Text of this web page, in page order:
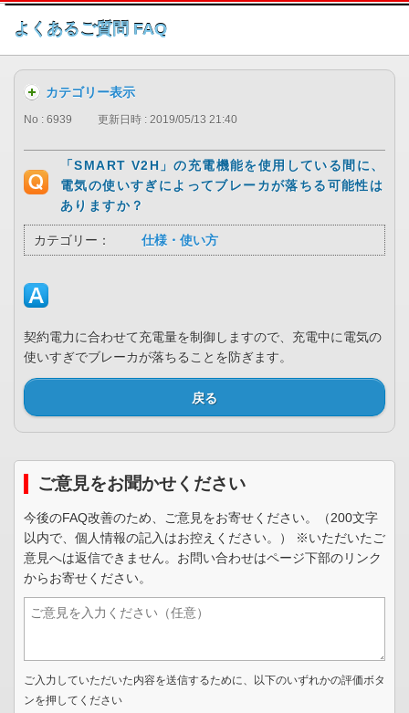
このページの本文へ
よくあるご質問 FAQ
カテゴリー表示
No : 6939 更新日時 : 2019/05/13 21:40
「SMART V2H」の充電機能を使用している間に、
電気の使いすぎによってブレーカが落ちる可能性は
ありますか？
カテゴリー： 仕様・使い方
契約電力に合わせて充電量を制御しますので、充電中に電気の
使いすぎでブレーカが落ちることを防ぎます。
戻る
ご意見をお聞かせください
今後のFAQ改善のため、ご意見をお寄せください。（200文字
以内で、個人情報の記入はお控えください。） ※いただいたご
意見へは返信できません。お問い合わせはページ下部のリンク
からお寄せください。
ご入力していただいた内容を送信するために、以下のいずれかの評価ボタ
ンを押してください